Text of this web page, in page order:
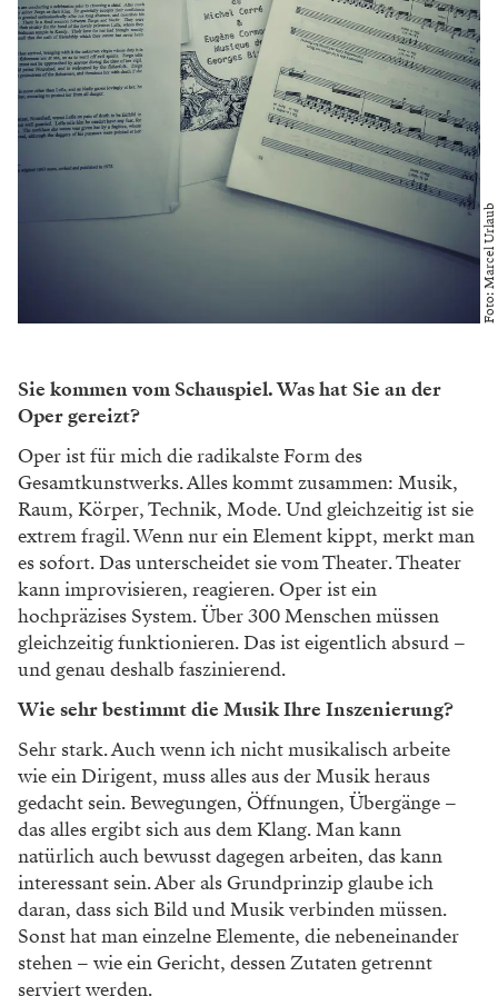
Foto: Marcel Urlaub
Sie kommen vom Schauspiel. Was hat Sie an der
Oper gereizt?
Oper ist für mich die radikalste Form des
Gesamtkunstwerks. Alles kommt zusammen: Musik,
Raum, Körper, Technik, Mode. Und gleichzeitigist sie
extrem fragil. Wenn nur ein Element kippt, merkt man
es sofort. Das unterscheidet sie vom Theater. Theater
kann improvisieren, reagieren.Oper ist ein
hochpräzises System. Über 300Menschen müssen
gleichzeitig funktionieren.Das ist eigentlich absurd –
und genau deshalb faszinierend.
Wie sehr bestimmt die Musik Ihre Inszenierung?
Sehr stark. Auch wenn ich nicht musikalischarbeite
wie ein Dirigent, muss alles aus derMusik heraus
gedacht sein.Bewegungen, Öffnungen, Übergänge –
das allesergibt sich aus dem Klang. Man kann
natürlich auch bewusst dagegen arbeiten, das kann
interessant sein. Aber als Grundprinzip glaubeich
daran, dass sich Bild und Musik verbindenmüssen.
Sonst hat man einzelne Elemente, dienebeneinander
stehen – wie ein Gericht, dessenZutaten getrennt
serviert werden.